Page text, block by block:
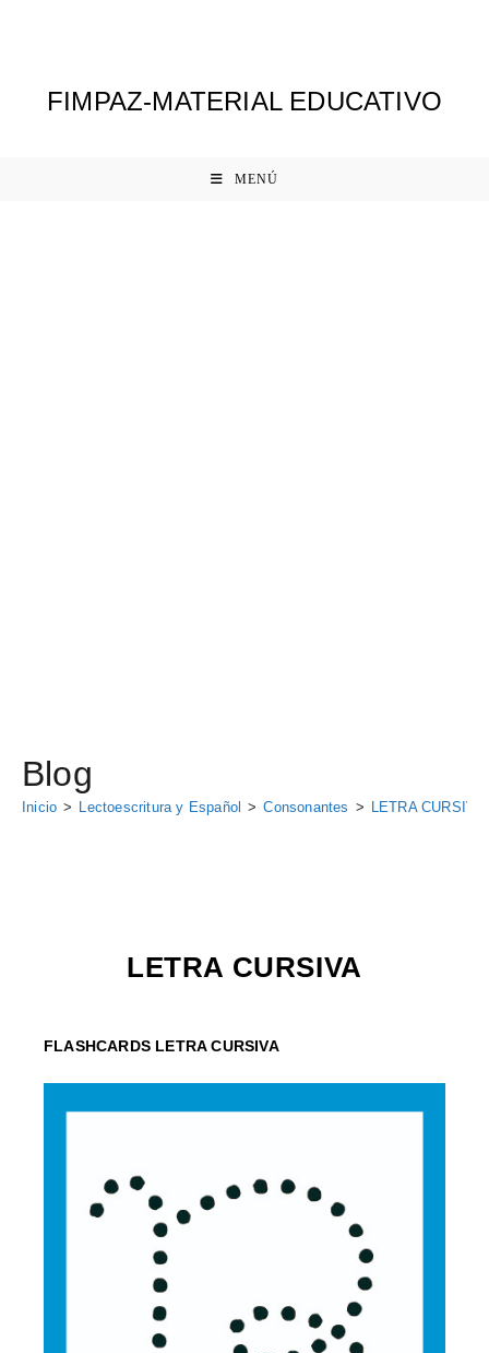
FIMPAZ-MATERIAL EDUCATIVO
MENÚ
Blog
Inicio > Lectoescritura y Español > Consonantes > LETRA CURSIVA
LETRA CURSIVA
FLASHCARDS LETRA CURSIVA